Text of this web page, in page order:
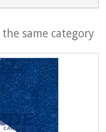
same category